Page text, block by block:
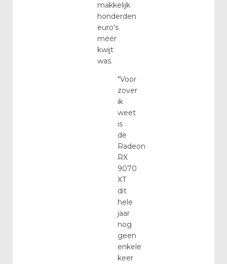
makkelijk
honderden
euro's
méér
kwijt
was.
"Voor
zover
ik
weet
is
de
Radeon
RX
9070
XT
dit
hele
jaar
nog
geen
enkele
keer